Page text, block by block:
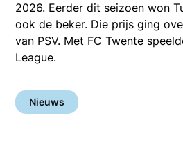
2026. Eerder dit seizoen won
ook de beker. Die prijs ging
van PSV. Met FC Twente
League.
Nieuws